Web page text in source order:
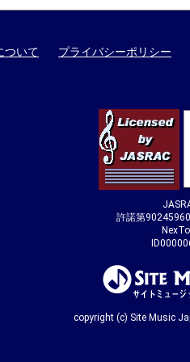
ついて プライバシーポリシー
許諾第
copyright (c) Site Music